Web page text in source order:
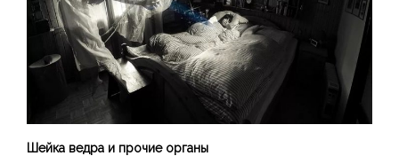
Шейка ведра и прочие органы